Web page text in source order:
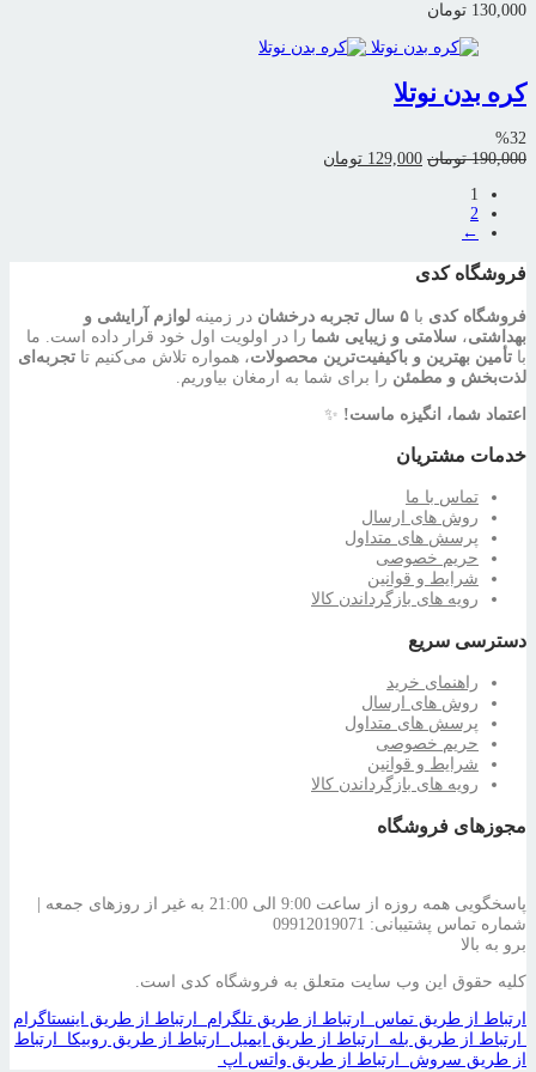
130,000 تومان
کره بدن نوتلا
%32
190,000 تومان قیمت
129,000 تومان
1
2
←
فروشگاه کدی
فروشگاه کدی با ۵ سال تجربه درخشان در زمینه لوازم آرایشی و
بهداشتی، سلامتی و زیبایی شما را در اولویت اول خود قرار داده است. ما
با تأمین بهترین و باکیفیت‌ترین محصولات، همواره تلاش می‌کنیم تا تجربه‌ای
لذت‌بخش و مطمئن را برای شما به ارمغان بیاوریم.
اعتماد شما، انگیزه ماست! ✨
خدمات مشتریان
تماس با ما
روش های ارسال
پرسش های متداول
حریم خصوصی
شرایط و قوانین
رویه های بازگرداندن کالا
دسترسی سریع
راهنمای خرید
روش های ارسال
پرسش های متداول
حریم خصوصی
شرایط و قوانین
رویه های بازگرداندن کالا
مجوزهای فروشگاه
پاسخگویی همه روزه از ساعت 9:00 الی 21:00 به غیر از روزهای جمعه |
شماره تماس پشتیبانی: 09912019071
برو به بالا
کلیه حقوق این وب سایت متعلق به فروشگاه کدی است.
ارتباط از طریق تماس ارتباط از طریق تلگرام
ارتباط از طریق اینستاگرام
ارتباط از طریق بله
ارتباط از طریق ایمیل ارتباط از طریق روبیکا
ارتباط
از طریق سروش
ارتباط از طریق واتس اپ